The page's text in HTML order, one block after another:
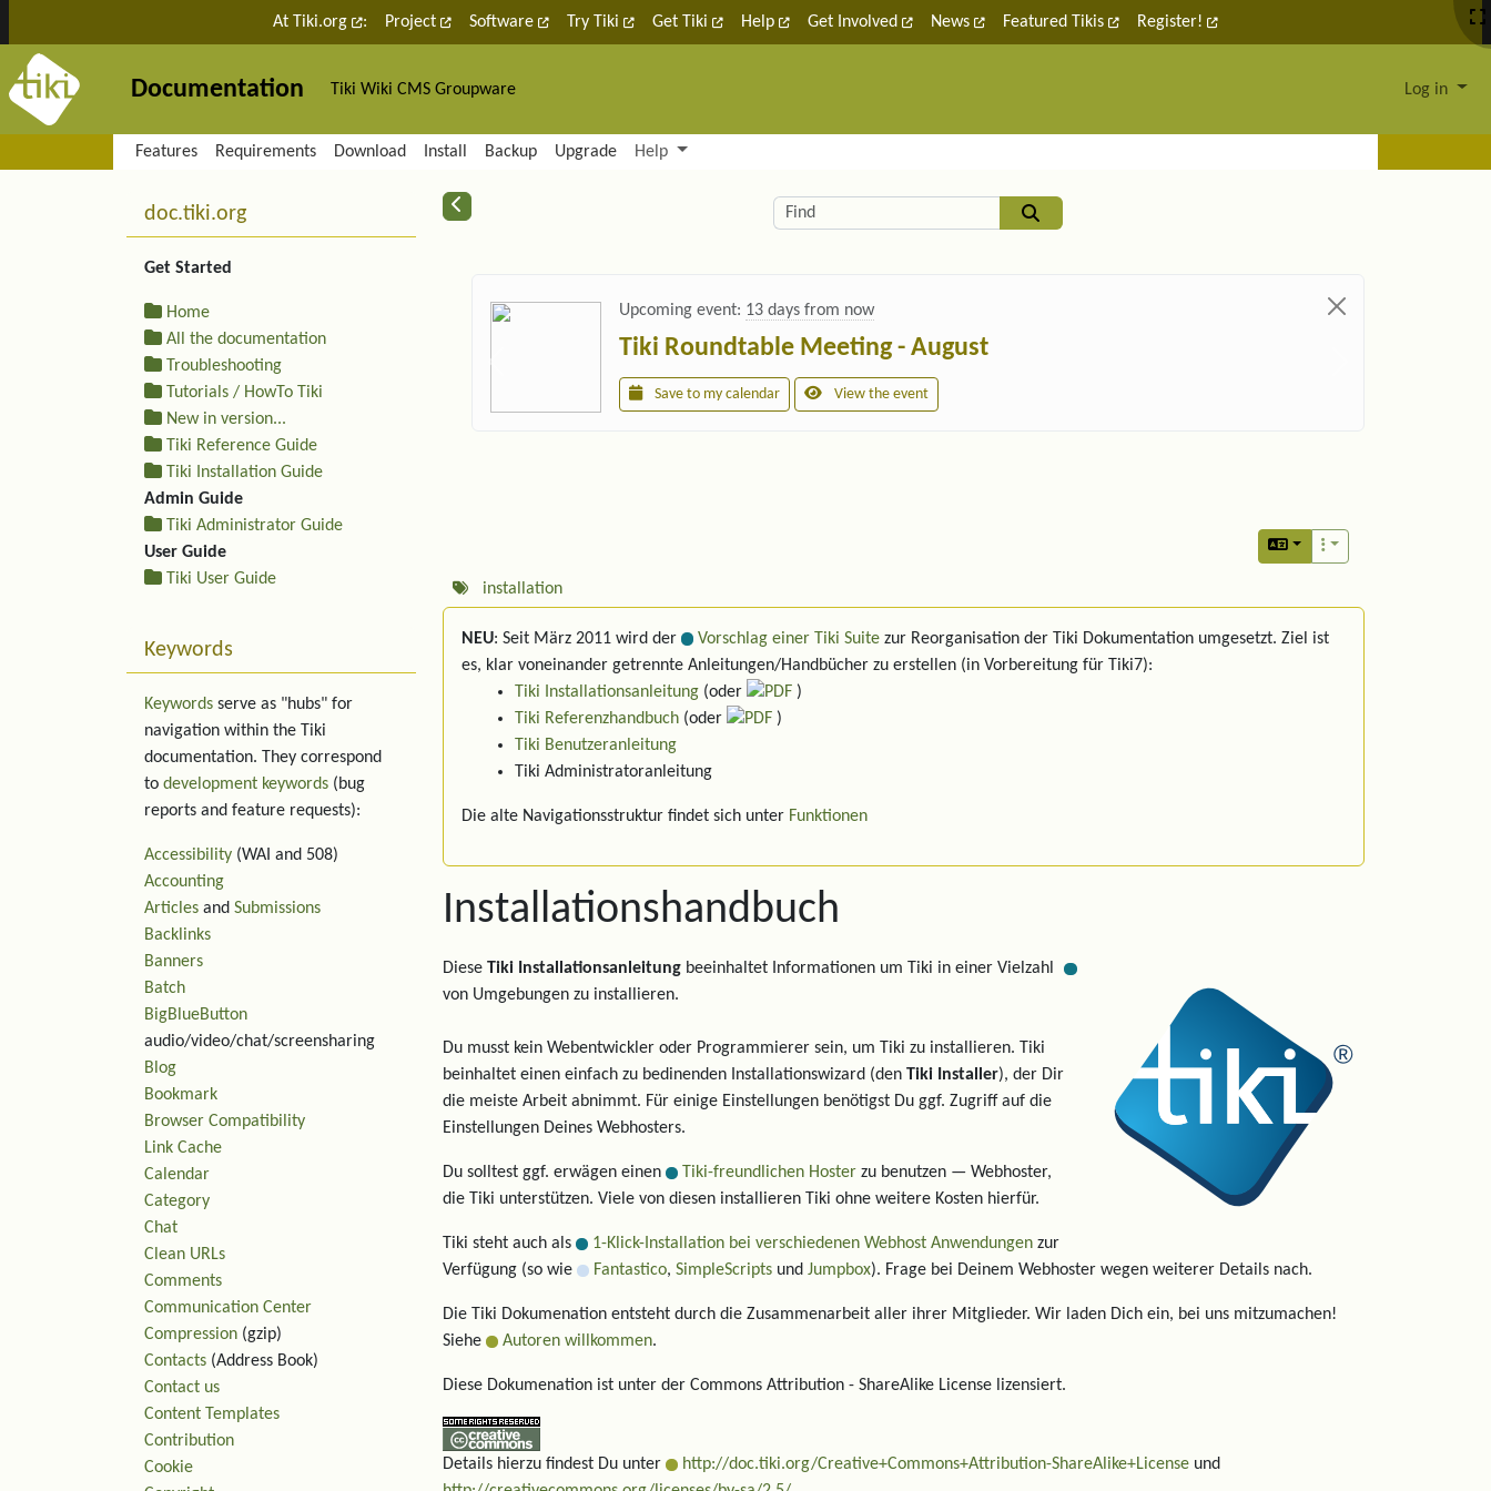
Site identity, navigation, etc.
At Tiki.org : Project Software Try Tiki Get Tiki Help Get Involved News Featured Tikis Register!
Documentation Tiki Wiki CMS Groupware Log in
Navigation and related functionality and content
Features Requirements Download Install Backup Upgrade Help
Related content Find
Upcoming event: 13 days from now
Tiki Roundtable Meeting - August
Save to my calendar View the event
installation
NEU: Seit März 2011 wird der Vorschlag einer Tiki Suitezur Reorganisation der Tiki Dokumentation umgesetzt. Ziel ist
es, klar voneinander getrennte Anleitungen/Handbücher zu erstellen (in Vorbereitung für Tiki7):
Tiki Installationsanleitung (oder
)
Tiki Referenzhandbuch (oder
)
Tiki Benutzeranleitung
Tiki Administratoranleitung
Die alte Navigationsstruktur findet sich unter Funktionen
Installationshandbuch
Diese Tiki Installationsanleitung beeinhaltet Informationen um Tiki in einer Vielzahl
von Umgebungen zu installieren.
Du musst kein Webentwickler oder Programmierer sein, um Tiki zu installieren. Tiki
beinhaltet einen einfach zu bedinenden Installationswizard (den Tiki Installer), der Dir
die meiste Arbeit abnimmt. Für einige Einstellungen benötigst Du ggf. Zugriff auf die
Einstellungen Deines Webhosters.
Du solltest ggf. erwägen einen Tiki-freundlichen Hosterzu benutzen — Webhoster,
die Tiki unterstützen. Viele von diesen installieren Tiki ohne weitere Kosten hierfür.
Tiki steht auch als 1-Klick-Installation bei verschiedenen Webhost Anwendungenzur
Verfügung (so wie
Fantastico, SimpleScriptsund Jumpbox). Frage bei Deinem Webhoster wegen weiterer Details nach.
Die Tiki Dokumenation entsteht durch die Zusammenarbeit aller ihrer Mitglieder. Wir laden Dich ein, bei uns mitzumachen!
Siehe
Autoren willkommen.
Diese Dokumenation ist unter der Commons Attribution - ShareAlike License lizensiert.
Details hierzu findest Du unter http://doc.tiki.org/Creative+Commons+Attribution-ShareAlike+Licenseund
More content and functionality (left side)
doc.tiki.org
Get Started
Home
All the documentation
Troubleshooting
Tutorials / HowTo Tiki
New in version...
Tiki Reference Guide
Tiki Installation Guide
Admin Guide
Tiki Administrator Guide
User Guide
Tiki User Guide
Keywords
Keywords serve as "hubs" for
navigation within the Tiki
documentation. They correspond
to development keywords (bug
reports and feature requests):
Accessibility (WAI and 508)
Accounting
Articles and Submissions
Backlinks
Banners
Batch
BigBlueButton
audio/video/chat/screensharing
Blog
Bookmark
Browser Compatibility
Link Cache
Calendar
Category
Chat
Clean URLs
Comments
Communication Center
Compression (gzip)
Contacts (Address Book)
Contact us
Content Templates
Contribution
Cookie